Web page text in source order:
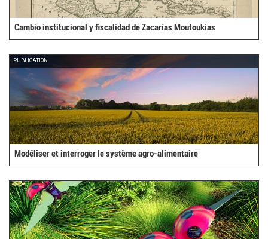
Cambio institucional y fiscalidad de Zacarías Moutoukias
PUBLICATION
Modéliser et interroger le système agro-alimentaire